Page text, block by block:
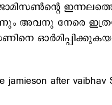
അവനു നേരെ
jamieson after vaibhav